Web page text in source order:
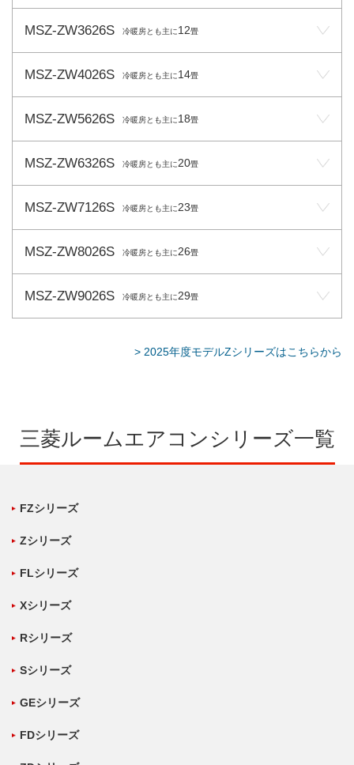
MSZ-ZW3626S 冷暖房とも主に12畳
MSZ-ZW4026S 冷暖房とも主に14畳
MSZ-ZW5626S 冷暖房とも主に18畳
MSZ-ZW6326S 冷暖房とも主に20畳
MSZ-ZW7126S 冷暖房とも主に23畳
MSZ-ZW8026S 冷暖房とも主に26畳
MSZ-ZW9026S 冷暖房とも主に29畳
> 2025年度モデルZシリーズはこちらから
三菱ルームエアコンシリーズ一覧
FZシリーズ
Zシリーズ
FLシリーズ
Xシリーズ
Rシリーズ
Sシリーズ
GEシリーズ
FDシリーズ